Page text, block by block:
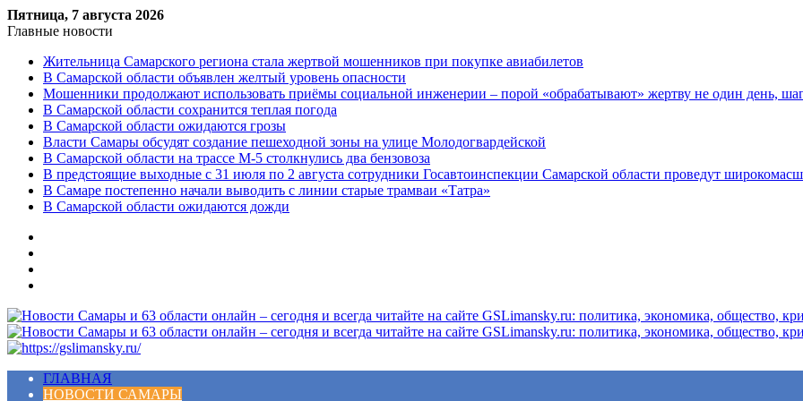
Пятница, 7 августа 2026
Главные новости
Жительница Самарского региона стала жертвой мошенников при покупке авиабилетов
В Самарской области объявлен желтый уровень опасности
Мошенники продолжают использовать приёмы социальной инженерии – порой «обрабатывают» жертву не один день,
В Самарской области сохранится теплая погода
В Самарской области ожидаются грозы
Власти Самары обсудят создание пешеходной зоны на улице Молодогвардейской
В Самарской области на трассе М-5 столкнулись два бензовоза
В предстоящие выходные с 31 июля по 2 августа сотрудники Госавтоинспекции Самарской области проведут
В Самаре постепенно начали выводить с линии старые трамваи «Татра»
В Самарской области ожидаются дожди
Меню
ГЛАВНАЯ
НОВОСТИ САМАРЫ